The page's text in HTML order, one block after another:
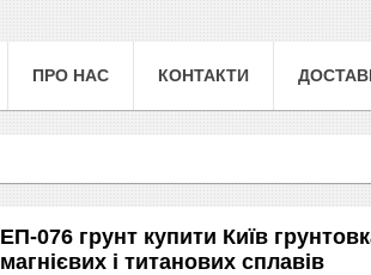
ПРО НАС КОНТАКТИ
ЕП-076 грунт купити Київ
магнієвих і титанових сплавів